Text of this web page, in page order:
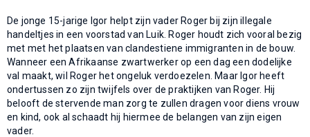
De jonge 15-jarige Igor helpt zijn vader Roger bij zijn illegale
handeltjes in een voorstad van Luik. Roger houdt zich vooral bezig
met met het plaatsen van clandestiene immigranten in de bouw.
Wanneer een Afrikaanse zwartwerker op een dag een dodelijke
val maakt, wil Roger het ongeluk verdoezelen. Maar Igor heeft
ondertussen zo zijn twijfels over de praktijken van Roger. Hij
belooft de stervende man zorg te zullen dragen voor diens vrouw
en kind, ook al schaadt hij hiermee de belangen van zijn eigen
vader.